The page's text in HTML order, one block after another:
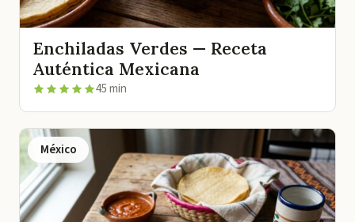
Enchiladas Verdes — Receta
Auténtica Mexicana
45 min
México